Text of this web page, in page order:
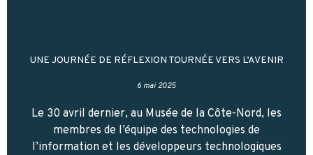
UNE JOURNÉE DE RÉFLEXION TOURNÉE VERS L’AVENIR
6 mai 2025
Le 30 avril dernier, au Musée de la Côte-Nord, les
membres de l’équipe des technologies de
l’information et les développeurs technologiques